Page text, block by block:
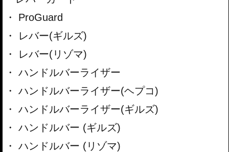
ProGuard
レバー(ギルズ)
レバー(リゾマ)
ハンドルバーライザー
ハンドルバーライザー(ヘプコ)
ハンドルバーライザー(ギルズ)
ハンドルバー (ギルズ)
ハンドルバー (リゾマ)